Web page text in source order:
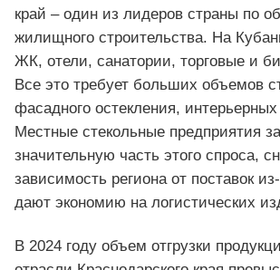
край – один из лидеров страны по
жилищного строительства. На
ЖК, отели, санатории, торговые и
Все это требует больших объемов
фасадного остекления,
Местные стекольные предприятия
значительную часть этого спроса,
зависимость региона от поставок
дают экономию на логистических
В 2024 году объем отгрузки